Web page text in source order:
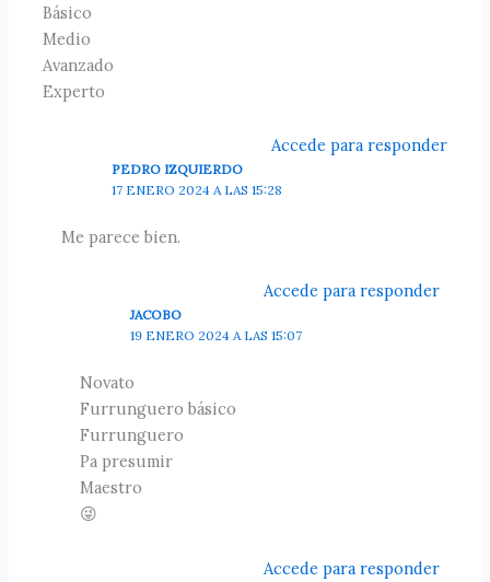
Básico
Medio
Avanzado
Experto
Accede para responder
PEDRO IZQUIERDO
17 ENERO 2024 A LAS 15:28
Me parece bien.
Accede para responder
JACOBO
19 ENERO 2024 A LAS 15:07
Novato
Furrunguero básico
Furrunguero
Pa presumir
Maestro
😜
Accede para responder